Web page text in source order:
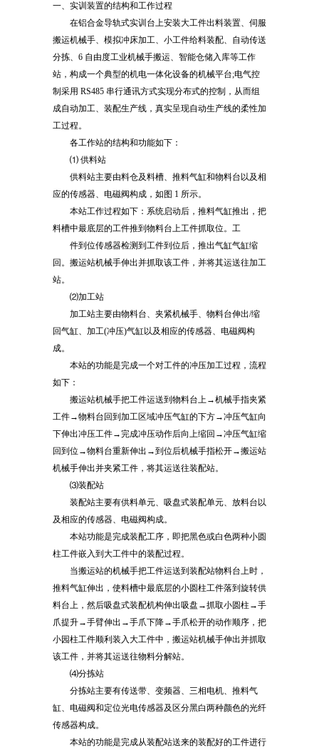
一、实训装置的结构和工作过程
在铝合金导轨式实训台上安装大工件出料装置、伺服
搬运机械手、模拟冲床加工、小工件给料装配、自动传送
分拣、6 自由度工业机械手搬运、智能仓储入库等工作
站，构成一个典型的机电一体化设备的机械平台;电气控
制采用 RS485 串行通讯方式实现分布式的控制，从而组
成自动加工、装配生产线，真实呈现自动生产线的柔性加
工过程。
各工作站的结构和功能如下：
⑴ 供料站
供料站主要由料仓及料槽、推料气缸和物料台以及相
应的传感器、电磁阀构成，如图 1 所示。
本站工作过程如下：系统启动后，推料气缸推出，把
料槽中最底层的工件推到物料台上工件抓取位。工
件到位传感器检测到工件到位后，推出气缸气缸缩
回。搬运站机械手伸出并抓取该工件，并将其运送往加工
站。
⑵加工站
加工站主要由物料台、夹紧机械手、物料台伸出/缩
回气缸、加工(冲压)气缸以及相应的传感器、电磁阀构
成。
本站的功能是完成一个对工件的冲压加工过程，流程
如下：
搬运站机械手把工件运送到物料台上→机械手指夹紧
工件→物料台回到加工区域冲压气缸的下方→冲压气缸向
下伸出冲压工件→完成冲压动作后向上缩回→冲压气缸缩
回到位→物料台重新伸出→到位后机械手指松开→搬运站
机械手伸出并夹紧工件，将其运送往装配站。
⑶装配站
装配站主要有供料单元、吸盘式装配单元、放料台以
及相应的传感器、电磁阀构成。
本站功能是完成装配工序，即把黑色或白色两种小圆
柱工件嵌入到大工件中的装配过程。
当搬运站的机械手把工件运送到装配站物料台上时，
推料气缸伸出，使料槽中最底层的小圆柱工件落到旋转供
料台上，然后吸盘式装配机构伸出吸盘→抓取小圆柱→手
爪提升→手臂伸出→手爪下降→手爪松开的动作顺序，把
小园柱工件顺利装入大工件中，搬运站机械手伸出并抓取
该工件，并将其运送往物料分解站。
⑷分拣站
分拣站主要有传送带、变频器、三相电机、推料气
缸、电磁阀和定位光电传感器及区分黑白两种颜色的光纤
传感器构成。
本站的功能是完成从装配站送来的装配好的工件进行